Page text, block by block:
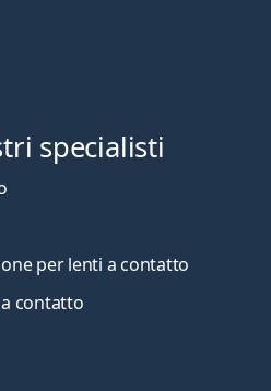
specialisti
per lenti a contatto
contatto